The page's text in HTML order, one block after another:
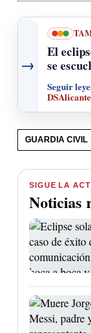
→
El
se
Seguir
GUARDIA CIVIL
SIGUE LA
Noticias